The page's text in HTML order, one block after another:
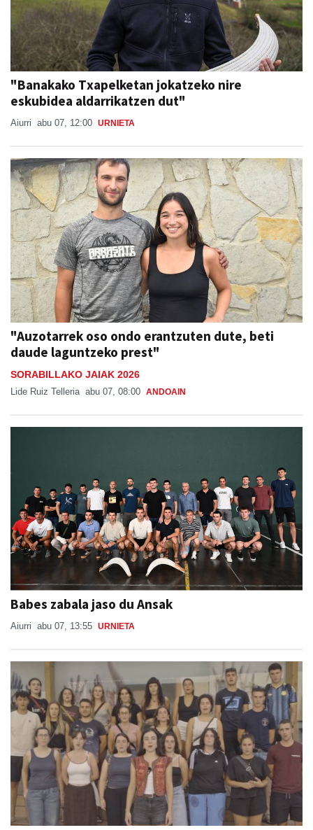
"Banakako Txapelketan jokatzeko nire
eskubidea aldarrikatzen dut"
Aiurri abu 07, 12:00 URNIETA
"Auzotarrek oso ondo erantzuten dute, beti
daude laguntzeko prest"
SORABILLAKO JAIAK 2026
Lide Ruiz Telleria abu 07, 08:00 ANDOAIN
Babes zabala jaso du Ansak
Aiurri abu 07, 13:55 URNIETA